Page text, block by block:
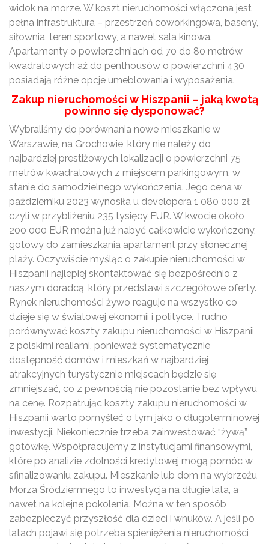
widok na morze. W koszt nieruchomości włączona jest
pełna infrastruktura – przestrzeń coworkingowa, baseny,
siłownia, teren sportowy, a nawet sala kinowa.
Apartamenty o powierzchniach od 70 do 80 metrów
kwadratowych aż do penthousów o powierzchni 430
posiadają różne opcje umeblowania i wyposażenia.
Zakup nieruchomości w Hiszpanii – jaką kwotą
powinno się dysponować?
Wybraliśmy do porównania nowe mieszkanie w
Warszawie, na Grochowie, który nie należy do
najbardziej prestiżowych lokalizacji o powierzchni 75
metrów kwadratowych z miejscem parkingowym, w
stanie do samodzielnego wykończenia. Jego cena w
październiku 2023 wynosiła u developera 1 080 000 zł
czyli w przybliżeniu 235 tysięcy EUR. W kwocie około
200 000 EUR można już nabyć całkowicie wykończony,
gotowy do zamieszkania apartament przy słonecznej
plaży. Oczywiście myśląc o zakupie nieruchomości w
Hiszpanii najlepiej skontaktować się bezpośrednio z
naszym doradcą, który przedstawi szczegółowe oferty.
Rynek nieruchomości żywo reaguje na wszystko co
dzieje się w światowej ekonomii i polityce. Trudno
porównywać koszty zakupu nieruchomości w Hiszpanii
z polskimi realiami, ponieważ systematycznie
dostępność domów i mieszkań w najbardziej
atrakcyjnych turystycznie miejscach będzie się
zmniejszać, co z pewnością nie pozostanie bez wpływu
na cenę. Rozpatrując koszty zakupu nieruchomości w
Hiszpanii warto pomyśleć o tym jako o długoterminowej
inwestycji. Niekoniecznie trzeba zainwestować “żywą”
gotówkę. Współpracujemy z instytucjami finansowymi,
które po analizie zdolności kredytowej mogą pomóc w
sfinalizowaniu zakupu. Mieszkanie lub dom na wybrzeżu
Morza Śródziemnego to inwestycja na długie lata, a
nawet na kolejne pokolenia. Można w ten sposób
zabezpieczyć przyszłość dla dzieci i wnuków. A jeśli po
latach pojawi się potrzeba spieniężenia nieruchomości